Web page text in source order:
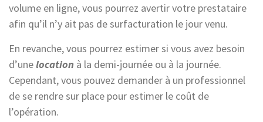
volume en ligne, vous pourrez avertir votre prestataire
afin qu’il n’y ait pas de surfacturation le jour venu.
En revanche, vous pourrez estimer si vous avez besoin
d’unelocation à la demi-journée ou à la journée.
Cependant, vous pouvez demander à un professionnel
de se rendre sur place pour estimer le coût de
l’opération.